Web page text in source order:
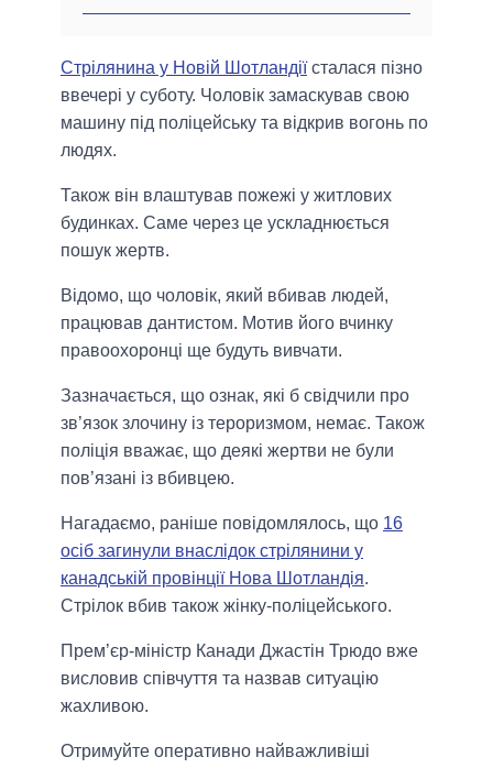
Стрілянина у Новій Шотландіїсталася пізно
ввечері у суботу. Чоловік замаскував свою
машину під поліцейську та відкрив вогонь по
людях.
Також він влаштував пожежі у житлових
будинках. Саме через це ускладнюється
пошук жертв.
Відомо, що чоловік, який вбивав людей,
працював дантистом. Мотив його вчинку
правоохоронці ще будуть вивчати.
Зазначається, що ознак, які б свідчили про
зв’язок злочину із тероризмом, немає. Також
поліція вважає, що деякі жертви не були
пов’язані із вбивцею.
Нагадаємо, раніше повідомлялось, що 16
осіб загинули внаслідок стрілянини у
канадській провінції Нова Шотландія.
Стрілок вбив також жінку-поліцейського.
Прем’єр-міністр Канади Джастін Трюдо вже
висловив співчуття та назвав ситуацію
жахливою.
Отримуйте оперативно найважливіші